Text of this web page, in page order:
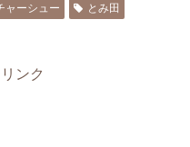
ャーシュー
とみ田
ンク